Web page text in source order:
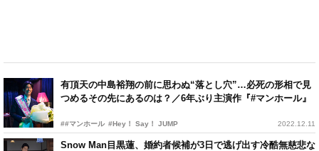
有頂天の中島裕翔の前に思わぬ“落とし穴”…必死の形相で見
つめるその先にあるのは？／6年ぶり主演作『#マンホール』
##マンホール #Hey！ Say！ JUMP 2022.12.11
Snow Man目黒蓮、婚約者候補が3日で逃げ出す冷酷無慈悲な